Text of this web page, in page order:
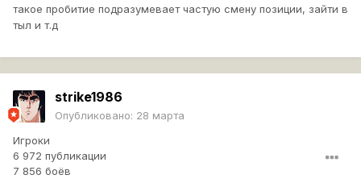
такое пробитие подразумевает частую смену позиции, зайти в
тыл и т.д
strike1986
Опубликовано: 28 марта
Игроки
6 972 публикации
7 856 боёв